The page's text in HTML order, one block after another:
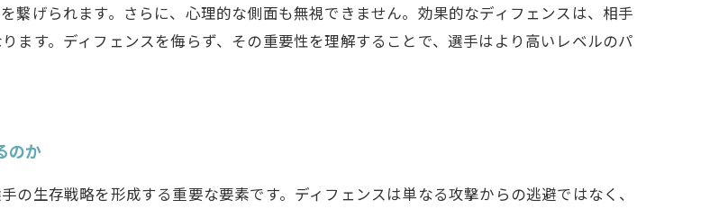
繋げられます。さらに、心理的な側面も無視できません。効果的なディフェンスは、相手
ます。ディフェンスを侮らず、その重要性を理解することで、選手はより高いレベルのパ
のか
生存戦略を形成する重要な要素です。ディフェンスは単なる攻撃からの逃避ではなく、